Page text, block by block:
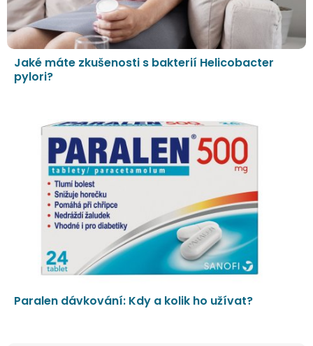
Jaké máte zkušenosti s bakterií Helicobacter
pylori?
Paralen dávkování: Kdy a kolik ho užívat?